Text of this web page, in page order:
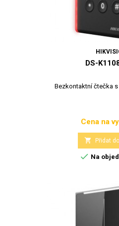
DS-
Bezkontaktní čtečka
Cena na
 Přidat
 Na